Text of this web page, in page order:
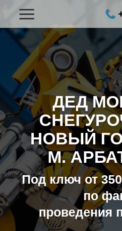
ДЕД
НОВЫЙ
М.
Под ключ от
по
проведения